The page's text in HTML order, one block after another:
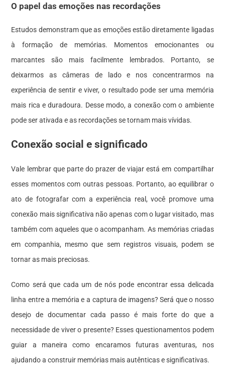
O papel das emoções nas recordações
Estudos demonstram que as emoções estão diretamente ligadas
à formação de memórias. Momentos emocionantes ou
marcantes são mais facilmente lembrados. Portanto, se
deixarmos as câmeras de lado e nos concentrarmos na
experiência de sentir e viver, o resultado pode ser uma memória
mais rica e duradoura. Desse modo, a conexão com o ambiente
pode ser ativada e as recordações se tornam mais vívidas.
Conexão social e significado
Vale lembrar que parte do prazer de viajar está em compartilhar
esses momentos com outras pessoas. Portanto, ao equilibrar o
ato de fotografar com a experiência real, você promove uma
conexão mais significativa não apenas com o lugar visitado, mas
também com aqueles que o acompanham. As memórias criadas
em companhia, mesmo que sem registros visuais, podem se
tornar as mais preciosas.
Como será que cada um de nós pode encontrar essa delicada
linha entre a memória e a captura de imagens? Será que o nosso
desejo de documentar cada passo é mais forte do que a
necessidade de viver o presente? Esses questionamentos podem
guiar a maneira como encaramos futuras aventuras, nos
ajudando a construir memórias mais autênticas e significativas.